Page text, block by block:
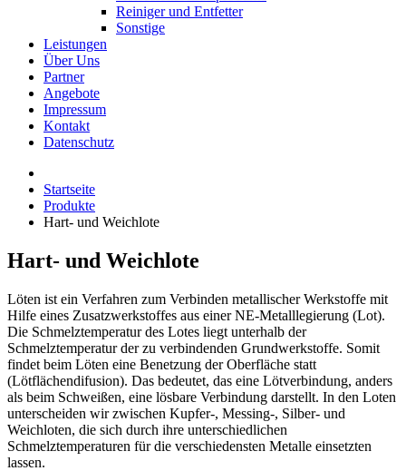
Reiniger und Entfetter
Sonstige
Leistungen
Über Uns
Partner
Angebote
Impressum
Kontakt
Datenschutz
Startseite
Produkte
Hart- und Weichlote
Hart- und Weichlote
Löten ist ein Verfahren zum Verbinden metallischer Werkstoffe mit
Hilfe eines Zusatzwerkstoffes aus einer NE-Metalllegierung (Lot).
Die Schmelztemperatur des Lotes liegt unterhalb der
Schmelztemperatur der zu verbindenden Grundwerkstoffe. Somit
findet beim Löten eine Benetzung der Oberfläche statt
(Lötflächendifusion). Das bedeutet, das eine Lötverbindung, anders
als beim Schweißen, eine lösbare Verbindung darstellt. In den Loten
unterscheiden wir zwischen Kupfer-, Messing-, Silber- und
Weichloten, die sich durch ihre unterschiedlichen
Schmelztemperaturen für die verschiedensten Metalle einsetzten
lassen.